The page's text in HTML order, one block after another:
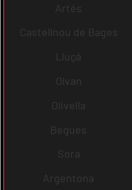
Artés
Castellnou de Bages
Lluçà
Olvan
Olivella
Begues
Sora
Argentona